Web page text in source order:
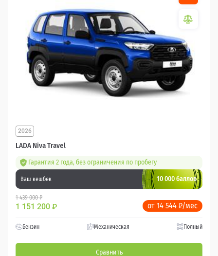
LADA Niva Travel
2026
Гарантия 2 года, без ограничения по пробегу
Ваш кешбек 10 000 баллов
1 439 000 ₽
1 151 200 ₽ от 14 544 ₽/мес
Бензин Механическая Полный
Сравнить